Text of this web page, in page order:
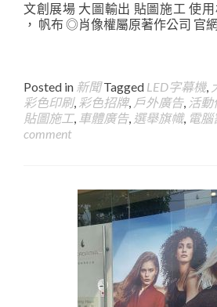
文創展場 大圖輸出 貼圖施工 使
， 帆布 ◎肖像權屬原著作公司 官
Posted in 新聞 Tagged LED字幕機,
彩色印刷, 彩色招牌, 戶外廣告, 活動
貼圖施工, 車體廣告, 選舉旗幟, 電
comment